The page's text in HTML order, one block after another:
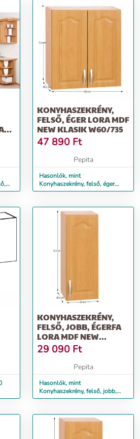
KONYHASZEKRÉNY,
FELSŐ, ÉGER LORA MDF
NEW KLASIK W60/735
47 890 Ft
Pepita
Hasonlók, mint
Konyhaszekrény, felső, éger
LORA MDF NEW KLASIK
KONYHASZEKRÉNY,
FELSŐ, JOBB, ÉGERFA
LORA MDF NEW
KLASIK W30 / 735
29 090 Ft
Pepita
Hasonlók, mint
Konyhaszekrény, felső, jobb,
égerfa LORA MDF NEW